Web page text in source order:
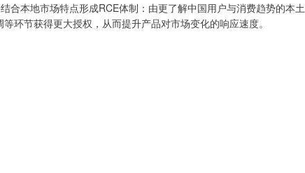
合本地市场特点形成RCE体制：由更了解中国用户与消费趋势的本土
环节获得更大授权，从而提升产品对市场变化的响应速度。